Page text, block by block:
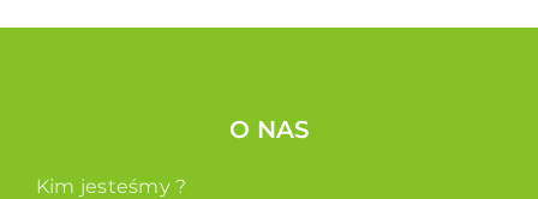
O NAS
Kim jesteśmy ?